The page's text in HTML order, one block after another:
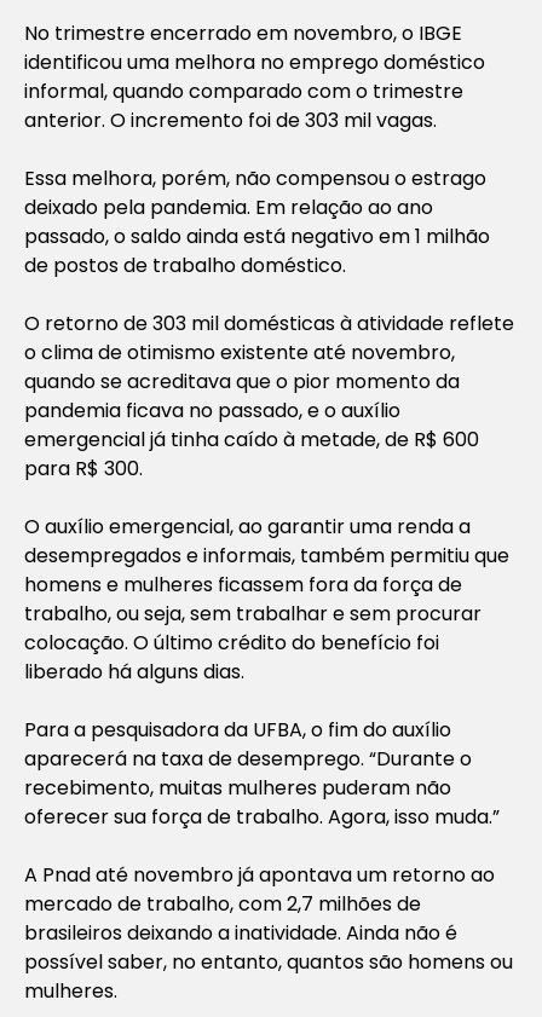
No trimestre encerrado em novembro, o IBGE
identificou uma melhora no emprego doméstico
informal, quando comparado com o trimestre
anterior. O incremento foi de 303 mil vagas.
Essa melhora, porém, não compensou o estrago
deixado pela pandemia. Em relação ao ano
passado, o saldo ainda está negativo em 1 milhão
de postos de trabalho doméstico.
O retorno de 303 mil domésticas à atividade reflete
o clima de otimismo existente até novembro,
quando se acreditava que o pior momento da
pandemia ficava no passado, e o auxílio
emergencial já tinha caído à metade, de R$ 600
para R$ 300.
O auxílio emergencial, ao garantir uma renda a
desempregados e informais, também permitiu que
homens e mulheres ficassem fora da força de
trabalho, ou seja, sem trabalhar e sem procurar
colocação. O último crédito do benefício foi
liberado há alguns dias.
Para a pesquisadora da UFBA, o fim do auxílio
aparecerá na taxa de desemprego. “Durante o
recebimento, muitas mulheres puderam não
oferecer sua força de trabalho. Agora, isso muda.”
A Pnad até novembro já apontava um retorno ao
mercado de trabalho, com 2,7 milhões de
brasileiros deixando a inatividade. Ainda não é
possível saber, no entanto, quantos são homens ou
mulheres.